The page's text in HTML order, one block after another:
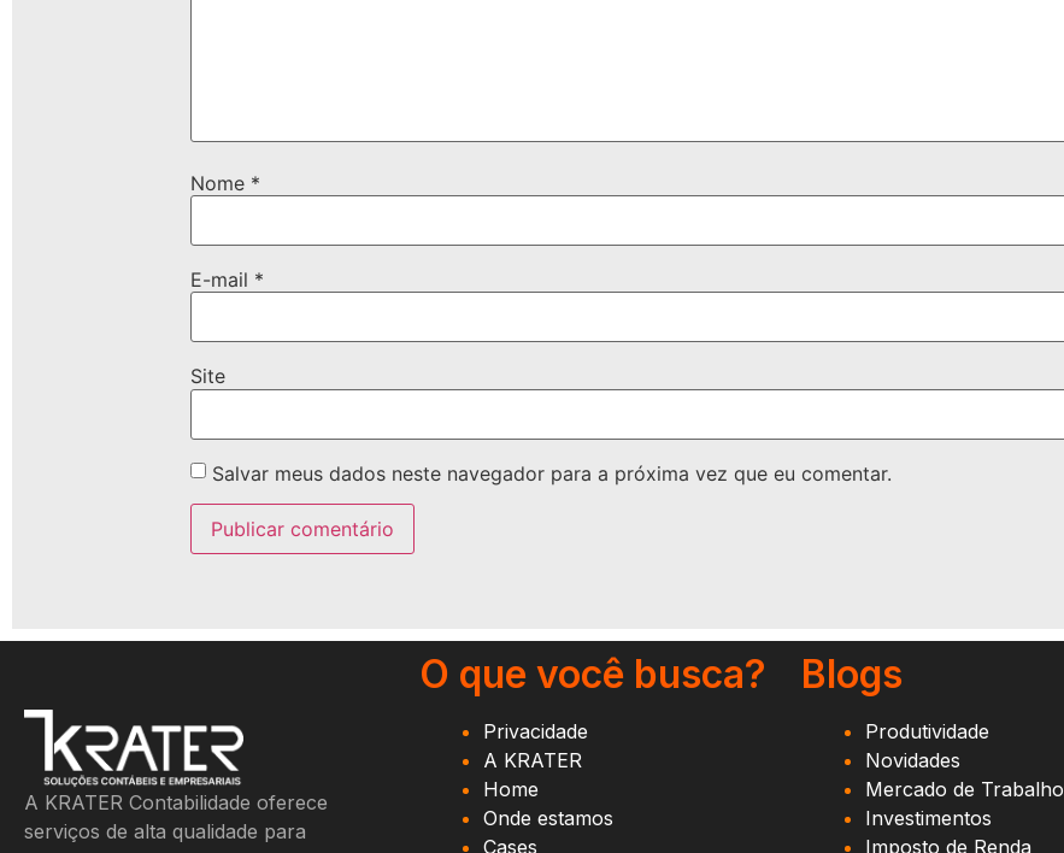
Nome *
E-mail *
Site
Salvar meus dados neste navegador para a próxima vez que eu comentar.
A KRATER Contabilidade oferece
serviços de alta qualidade para
O que você busca?
Privacidade
A KRATER
Home
Onde estamos
Cases
Blogs
Produtividade
Novidades
Mercado de Trabalho
Investimentos
Imposto de Renda